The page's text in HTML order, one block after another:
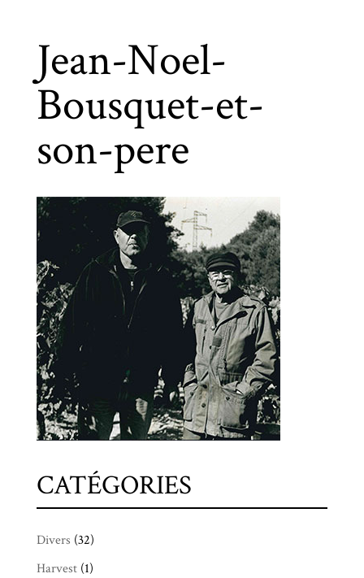
Jean-Noel-
Bousquet-et-
son-pere
CATÉGORIES
Divers (32)
Harvest(1)